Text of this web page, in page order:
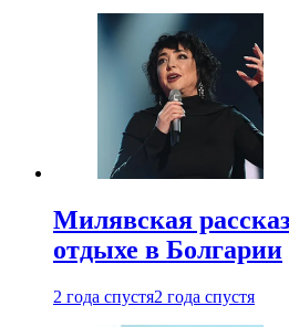
Милявская
отдыхе в Болгарии
2 года спустя2 года спустя